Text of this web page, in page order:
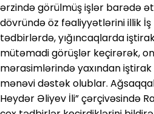
ərzində görülmüş işlər barədə
dövründə öz fəaliyyətlərini illik
tədbirlərdə, yığıncaqlarda
mütəmadi görüşlər keçirərək,
mərasimlərində yaxından
mənəvi dəstək olublar.
Heydər Əliyev İli” çərçivəsində